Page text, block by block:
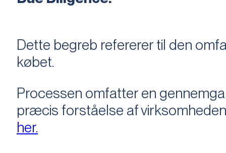
Dette begreb refererer til den
købet.
Processen omfatter en
præcis forståelse af
her.